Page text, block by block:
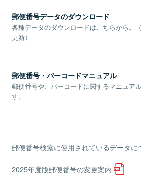
郵便番号データのダウンロード
各種データのダウンロードはこちらから。
更新）
郵便番号・バーコードマニュアル
郵便番号や、バーコードに関するマニュア
す。
郵便番号検索に使用されているデータに
2025年度版郵便番号の変更案内